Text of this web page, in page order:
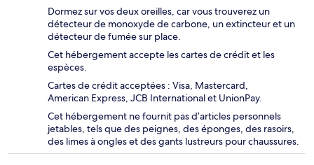
Dormez sur vos deux oreilles, car vous trouverez un
détecteur de monoxyde de carbone, un extincteur et un
détecteur de fumée sur place.
Cet hébergement accepte les cartes de crédit et les
espèces.
Cartes de crédit acceptées : Visa, Mastercard,
American Express, JCB International et UnionPay.
Cet hébergement ne fournit pas d’articles personnels
jetables, tels que des peignes, des éponges, des rasoirs,
des limes à ongles et des gants lustreurs pour chaussures.